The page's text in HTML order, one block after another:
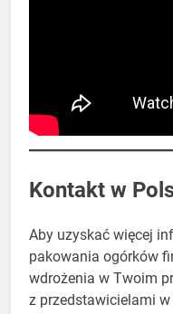
Kontakt w
Aby uzyskać więcej
pakowania ogórków
wdrożenia w Twoim
z przedstawicielami w